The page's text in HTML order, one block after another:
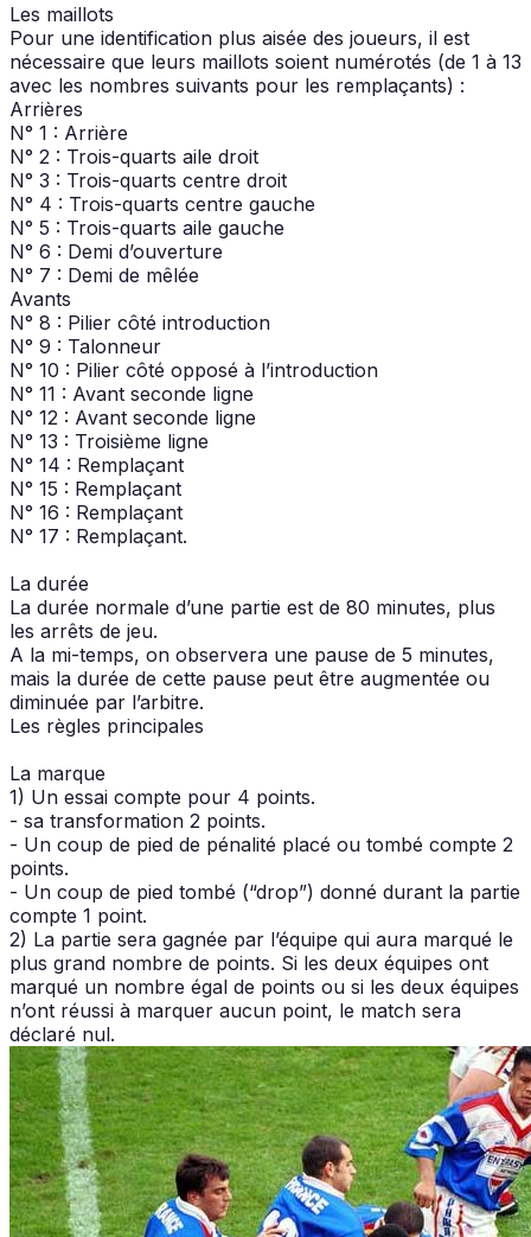
Les maillots
Pour une identification plus aisée des joueurs, il est
nécessaire que leurs maillots soient numérotés (de 1 à 13
avec les nombres suivants pour les remplaçants) :
Arrières
N° 1 : Arrière
N° 2 : Trois-quarts aile droit
N° 3 : Trois-quarts centre droit
N° 4 : Trois-quarts centre gauche
N° 5 : Trois-quarts aile gauche
N° 6 : Demi d’ouverture
N° 7 : Demi de mêlée
Avants
N° 8 : Pilier côté introduction
N° 9 : Talonneur
N° 10 : Pilier côté opposé à l’introduction
N° 11 : Avant seconde ligne
N° 12 : Avant seconde ligne
N° 13 : Troisième ligne
N° 14 : Remplaçant
N° 15 : Remplaçant
N° 16 : Remplaçant
N° 17 : Remplaçant.
La durée
La durée normale d’une partie est de 80 minutes, plus
les arrêts de jeu.
A la mi-temps, on observera une pause de 5 minutes,
mais la durée de cette pause peut être augmentée ou
diminuée par l’arbitre.
Les règles principales
La marque
1) Un essai compte pour 4 points.
- sa transformation 2 points.
- Un coup de pied de pénalité placé ou tombé compte 2
points.
- Un coup de pied tombé (“drop”) donné durant la partie
compte 1 point.
2) La partie sera gagnée par l’équipe qui aura marqué le
plus grand nombre de points. Si les deux équipes ont
marqué un nombre égal de points ou si les deux équipes
n’ont réussi à marquer aucun point, le match sera
déclaré nul.